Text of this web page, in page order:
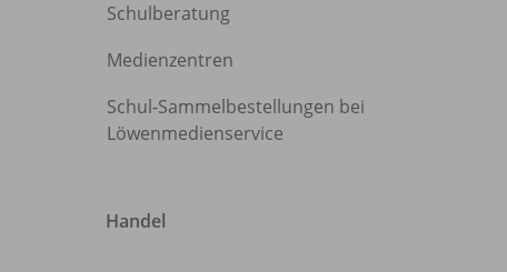
Schulberatung
Medienzentren
Schul-Sammelbestellungen bei
Löwenmedienservice
Handel